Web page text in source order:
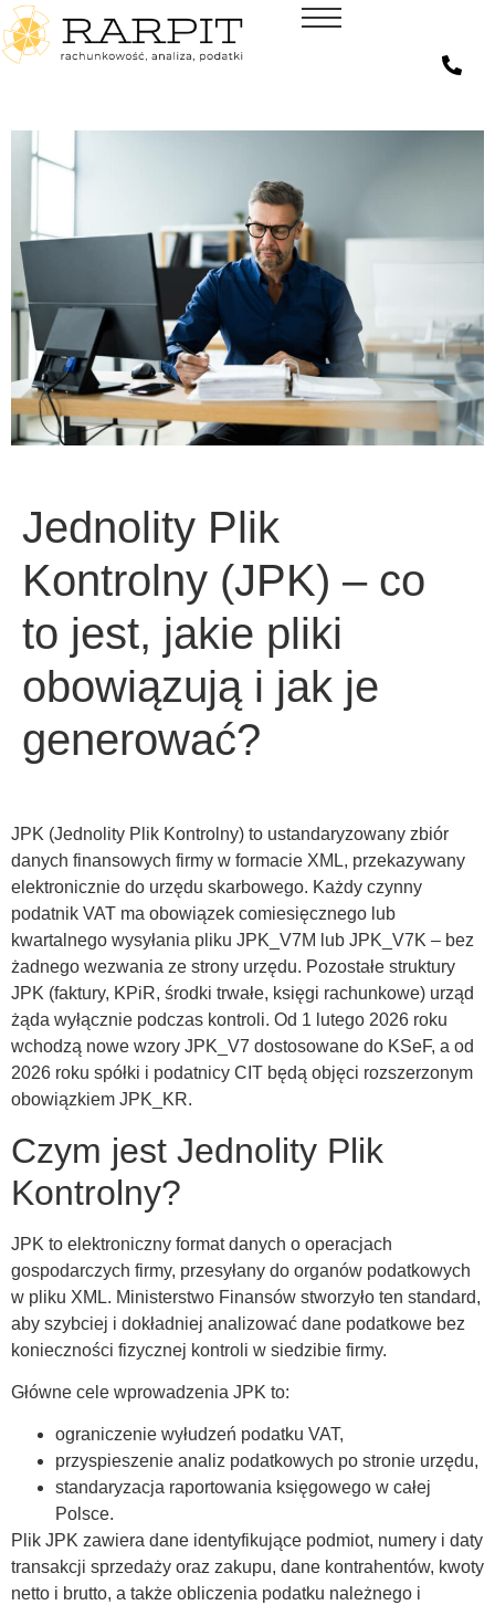
Jednolity Plik
Kontrolny (JPK) – co
to jest, jakie pliki
obowiązują i jak je
generować?
JPK (Jednolity Plik Kontrolny) to ustandaryzowany zbiór
danych finansowych firmy w formacie XML, przekazywany
elektronicznie do urzędu skarbowego. Każdy czynny
podatnik VAT ma obowiązek comiesięcznego lub
kwartalnego wysyłania pliku JPK_V7M lub JPK_V7K – bez
żadnego wezwania ze strony urzędu. Pozostałe struktury
JPK (faktury, KPiR, środki trwałe, księgi rachunkowe) urząd
żąda wyłącznie podczas kontroli. Od 1 lutego 2026 roku
wchodzą nowe wzory JPK_V7 dostosowane do KSeF, a od
2026 roku spółki i podatnicy CIT będą objęci rozszerzonym
obowiązkiem JPK_KR.
Czym jest Jednolity Plik
Kontrolny?
JPK to elektroniczny format danych o operacjach
gospodarczych firmy, przesyłany do organów podatkowych
w pliku XML. Ministerstwo Finansów stworzyło ten standard,
aby szybciej i dokładniej analizować dane podatkowe bez
konieczności fizycznej kontroli w siedzibie firmy.
Główne cele wprowadzenia JPK to:
ograniczenie wyłudzeń podatku VAT,
przyspieszenie analiz podatkowych po stronie urzędu,
standaryzacja raportowania księgowego w całej
Polsce.
Plik JPK zawiera dane identyfikujące podmiot, numery i daty
transakcji sprzedaży oraz zakupu, dane kontrahentów, kwoty
netto i brutto, a także obliczenia podatku należnego i